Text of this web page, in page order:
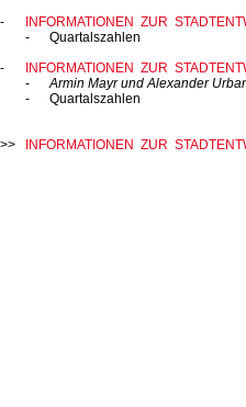
INFORMATIONEN ZUR
Quartalszahlen
INFORMATIONEN ZUR
Armin Mayr und Alexander
Quartalszahlen
INFORMATIONEN ZUR